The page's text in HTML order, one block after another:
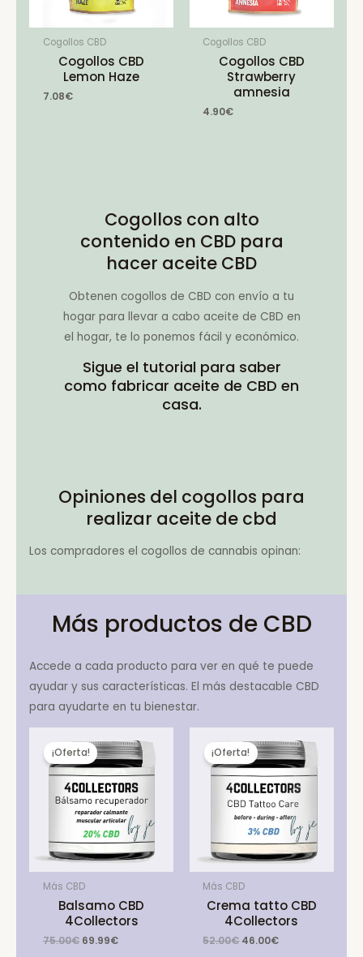
Cogollos CBD
Cogollos CBD
Lemon Haze
7.08€
Cogollos CBD
Cogollos CBD
Strawberry
amnesia
4.90€
Cogollos con alto
contenido en CBD para
hacer aceite CBD
Obtenen cogollos de CBD con envío a tu
hogar para llevar a cabo aceite de CBD en
el hogar, te lo ponemos fácil y económico.
Sigue el tutorial para saber
como fabricar aceite de CBD en
casa.
Opiniones del cogollos para
realizar aceite de cbd
Los compradores el cogollos de cannabis opinan:
Más productos de CBD
Accede a cada producto para ver en qué te puede
ayudar y sus características. El más destacable CBD
para ayudarte en tu bienestar.
¡Oferta!
Más CBD
Balsamo CBD
4Collectors
75.00€ Original
69.99€Current
¡Oferta!
Más CBD
Crema tatto CBD
4Collectors
52.00€ Original
46.00€Current